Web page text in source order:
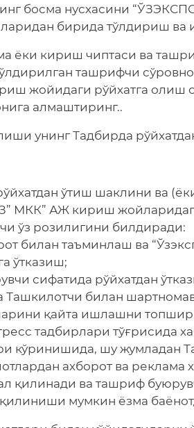
босма нусхасини
бирида тўлдириш ва
ёки кириш чиптаси ва
ташрифчи
жойидаги рўйхатга олиш
алмаштиринг..
унинг Тадбирда
ўтиш шаклини ва
МКК” АЖ кириш
ўз розилигини билдиради:
билан таъминлаш ва
ўтказиш;
сифатида рўйхатдан
билан
қайта ишлашни
тадбирлари тўғрисида
кўринишида, шу жумладан
ахборот ва
қилинади ва ташриф
мумкин ёзма